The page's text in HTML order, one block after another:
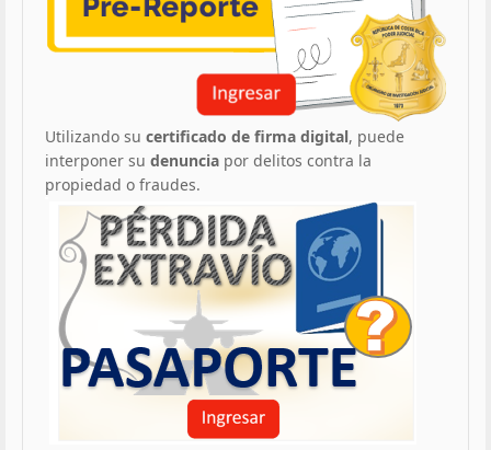
Utilizando su certificado de firma digital, puede
interponer su denuncia por delitos contra la
propiedad o fraudes.